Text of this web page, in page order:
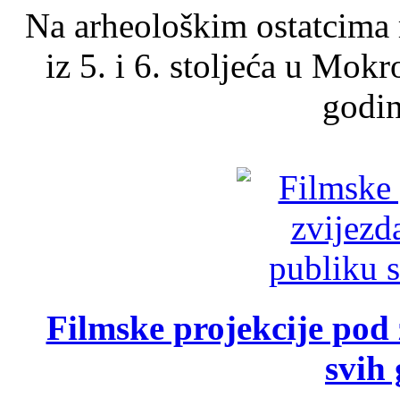
Na arheološkim
iz 5. i 6. stoljeća u
Filmske projekcije
svih